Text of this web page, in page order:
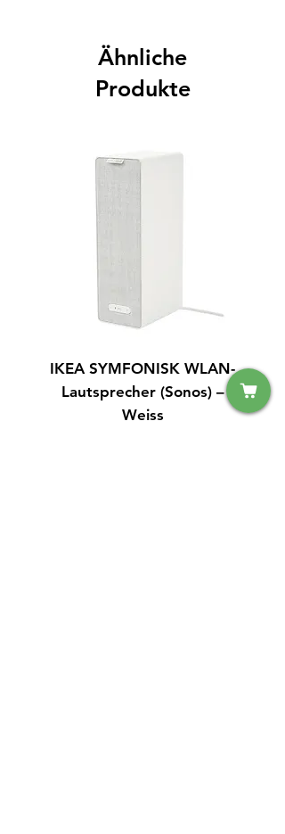
Ähnliche
Produkte
IKEA SYMFONISK WLAN-
Lautsprecher (Sonos) –
Weiss